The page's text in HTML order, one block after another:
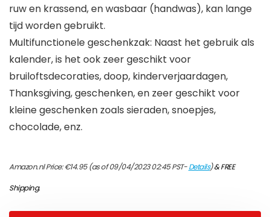
ruw en krassend, en wasbaar (handwas), kan lange
tijd worden gebruikt.
Multifunctionele geschenkzak: Naast het gebruik als
kalender, is het ook zeer geschikt voor
bruiloftsdecoraties, doop, kinderverjaardagen,
Thanksgiving, geschenken, en zeer geschikt voor
kleine geschenken zoals sieraden, snoepjes,
chocolade, enz.
Amazon.nl Price:€14.95(as of 09/04/2023 02:45 PST-Details)&FREE
Shipping.